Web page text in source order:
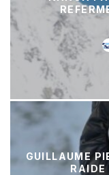
GUILLAUME
RAIDE